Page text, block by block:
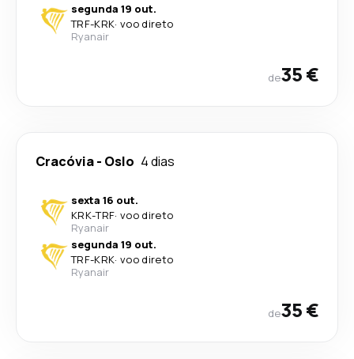
segunda 19 out.
TRF-KRK· voo direto
Ryanair
de35 €
Cracóvia- Oslo 4 dias
sexta 16 out.
KRK-TRF· voo direto
Ryanair
segunda 19 out.
TRF-KRK· voo direto
Ryanair
de35 €